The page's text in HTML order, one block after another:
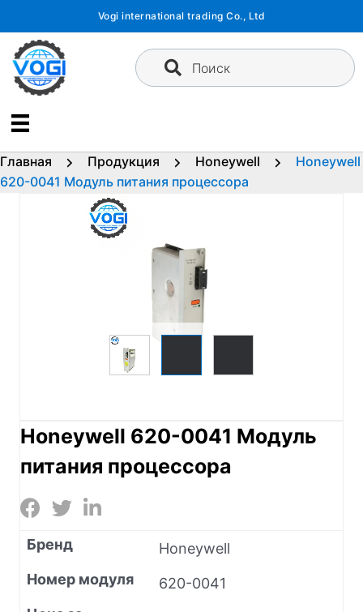
содержимому
Vogi international trading Co., Ltd
Поиск
Главная Продукция Honeywell
Honeywell
620-0041 Модуль питания процессора
Honeywell 620-0041 Модуль
питания процессора
Бренд
Honeywell
Номер модуля
620-0041